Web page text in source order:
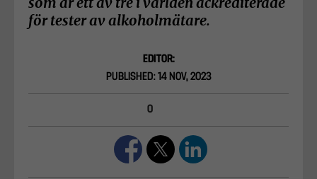
för tester av alkoholmätare.
EDITOR:
PUBLISHED: 14 NOV, 2023
0